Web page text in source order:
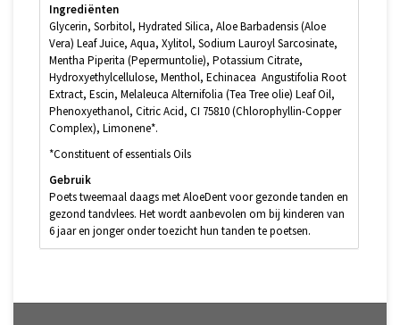
Ingrediënten
Glycerin, Sorbitol, Hydrated Silica, Aloe Barbadensis (Aloe
Vera) Leaf Juice, Aqua, Xylitol, Sodium Lauroyl Sarcosinate,
Mentha Piperita (Pepermuntolie), Potassium Citrate,
Hydroxyethylcellulose, Menthol, Echinacea Angustifolia Root
Extract, Escin, Melaleuca Alternifolia (Tea Tree olie) Leaf Oil,
Phenoxyethanol, Citric Acid, CI 75810 (Chlorophyllin-Copper
Complex), Limonene*.
*Constituent of essentials Oils
Gebruik
Poets tweemaal daags met AloeDent voor gezonde tanden en
gezond tandvlees. Het wordt aanbevolen om bij kinderen van
6 jaar en jonger onder toezicht hun tanden te poetsen.